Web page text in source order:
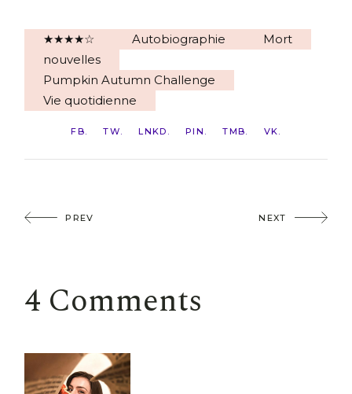
★★★★☆ Autobiographie
Mort
nouvelles
Pumpkin Autumn Challenge
Vie quotidienne
FB TW LNKD PIN TMB VK
PREV NEXT
4 Comments